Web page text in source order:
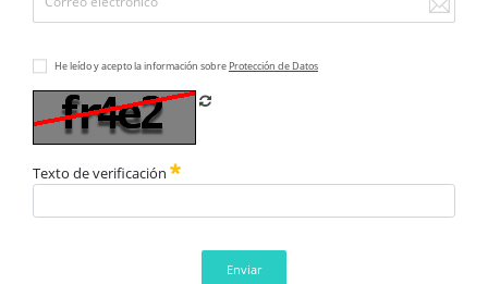
He leído y acepto la información sobre Protección de Datos
Texto de verificación
Enviar